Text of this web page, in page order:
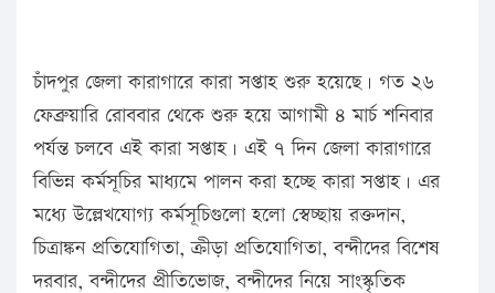
চাঁদপুর জেলা কারাগারে কারা সপ্তাহ শুরু হয়েছে। গত ২৬
ফেব্রুয়ারি রোববার থেকে শুরু হয়ে আগামী ৪ মার্চ শনিবার
পর্যন্ত চলবে এই কারা সপ্তাহ। এই ৭ দিন জেলা কারাগারে
বিভিন্ন কর্মসূচির মাধ্যমে পালন করা হচ্ছে কারা সপ্তাহ। এর
মধ্যে উল্লেখযোগ্য কর্মসূচিগুলো হলো স্বেচ্ছায় রক্তদান,
চিত্রাঙ্কন প্রতিযোগিতা, ক্রীড়া প্রতিযোগিতা, বন্দীদের বিশেষ
দরবার, বন্দীদের প্রীতিভোজ, বন্দীদের নিয়ে সাংস্কৃতিক